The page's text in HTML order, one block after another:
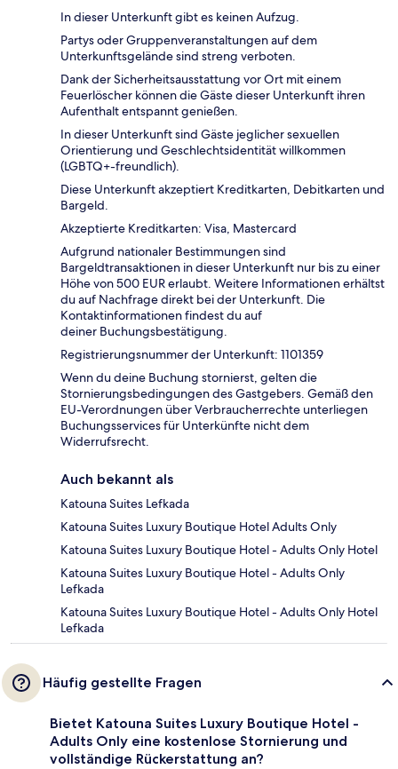
In dieser Unterkunft gibt es keinen Aufzug.
Partys oder Gruppenveranstaltungen auf dem
Unterkunftsgelände sind streng verboten.
Dank der Sicherheitsausstattung vor Ort mit einem
Feuerlöscher können die Gäste dieser Unterkunft ihren
Aufenthalt entspannt genießen.
In dieser Unterkunft sind Gäste jeglicher sexuellen
Orientierung und Geschlechtsidentität willkommen
(LGBTQ+-freundlich).
Diese Unterkunft akzeptiert Kreditkarten, Debitkarten und
Bargeld.
Akzeptierte Kreditkarten: Visa, Mastercard
Aufgrund nationaler Bestimmungen sind
Bargeldtransaktionen in dieser Unterkunft nur bis zu einer
Höhe von 500 EUR erlaubt. Weitere Informationen erhältst
du auf Nachfrage direkt bei der Unterkunft. Die
Kontaktinformationen findest du auf
deiner Buchungsbestätigung.
Registrierungsnummer der Unterkunft: 1101359
Wenn du deine Buchung stornierst, gelten die
Stornierungsbedingungen des Gastgebers. Gemäß den
EU-Verordnungen über Verbraucherrechte unterliegen
Buchungsservices für Unterkünfte nicht dem
Widerrufsrecht.
Auch bekannt als
Katouna Suites Lefkada
Katouna Suites Luxury Boutique Hotel Adults Only
Katouna Suites Luxury Boutique Hotel - Adults Only Hotel
Katouna Suites Luxury Boutique Hotel - Adults Only
Lefkada
Katouna Suites Luxury Boutique Hotel - Adults Only Hotel
Lefkada
Häufig gestellte Fragen
Bietet Katouna Suites Luxury Boutique Hotel -
Adults Only eine kostenlose Stornierung und
vollständige Rückerstattung an?